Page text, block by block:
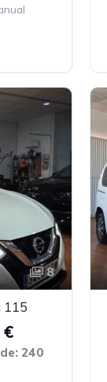
8
115
€
240